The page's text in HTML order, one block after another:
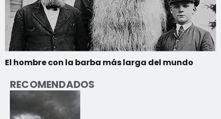
El hombre con la barba más larga del mundo
RECOMENDADOS